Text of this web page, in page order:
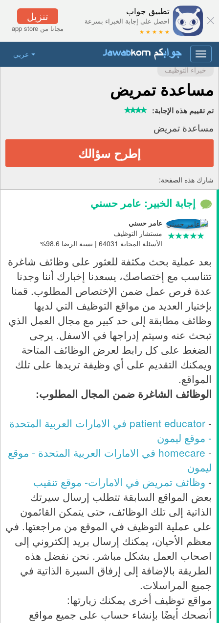
تنزيل
مجانا من app store
تطبيق جواب
احصل على إجابة الخبراء بسرعة
★ ★ ★ ★ ★
عربي
Toggle
navigation
خبراء التوظيف
مساعدة تمريض
تم تقييم هذه الإجابة:
مساعدة تمريض
إطرح سؤالك
شارك هذه الصفحة:
إجابة الخبير: عامر حسني
عامر حسني
مستشار التوظيف
الأسئلة المجابة 64031 | نسبة الرضا 98.6%
بعد عملية بحث مكثفة للعثور على وظائف شاغرة
تتناسب مع إختصاصك، يسعدنا إخبارك أننا وجدنا
عدة فرص عمل ضمن الإختصاص المطلوب. قمنا
بإختيار العديد من مواقع التوظيف التي لديها
وظائف مطابقة إلى حد كبير مع مجال العمل الذي
تبحث عنه وسيتم إدراجها في الاسفل. يرجى
الضغط على كل رابط لعرض الوظائف المتاحة
ويمكنك التقديم على أي وظيفة تريدها على تلك
المواقع.
الوظائف الشاغرة ضمن المجال المطلوب:
-
patient educator في الامارات العربية المتحدة
- موقع ليمون
-
homecare في الامارات العربية المتحدة - موقع
ليمون
- وظائف تمريض في الامارات- موقع تنقيب
بعض المواقع السابقة تتطلب إرسال سيرتك
الذاتية إلى تلك الوظائف، حتى يتمكن القائمون
على عملية التوظيف في الموقع من مراجعتها. في
معظم الأحيان، يمكنك إرسال بريد إلكتروني إلى
اصحاب العمل بشكل مباشر. نحن نفضل هذه
الطريقة بالإضافة إلى إرفاق السيرة الذاتية في
جميع المراسلات.
مواقع توظيف أخرى يمكنك زيارتها:
أنصحك أيضًا بإنشاء حساب على جميع مواقع